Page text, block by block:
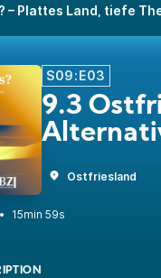
– Plattes Land, tiefe
S09:E03
9.3
Ostfriesland
• 15min 59s